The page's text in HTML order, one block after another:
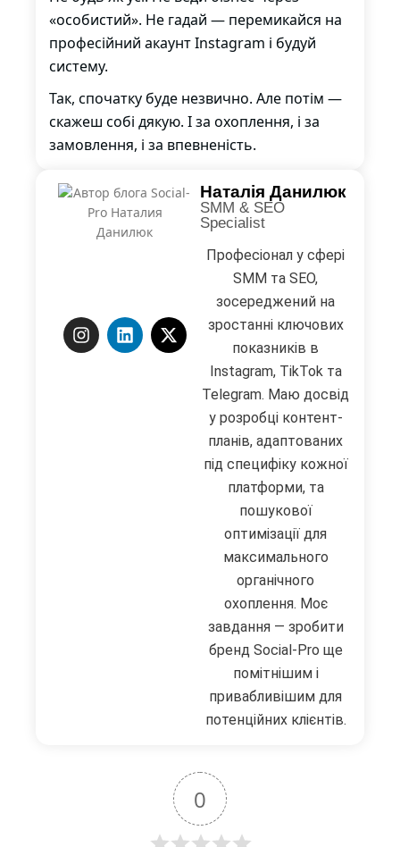
«особистий». Не гадай — перемикайся на
професійний акаунт Instagram і будуй
систему.
Так, спочатку буде незвично. Але потім —
скажеш собі дякую. І за охоплення, і за
замовлення, і за впевненість.
Наталія Данилюк
SMM & SEO
Specialist
Професіонал у сфері
SMM та SEO,
зосереджений на
зростанні ключових
показників в
Instagram, TikTok та
Telegram. Маю досвід
у розробці контент-
планів, адаптованих
під специфіку кожної
платформи, та
пошукової
оптимізації для
максимального
органічного
охоплення. Моє
завдання — зробити
бренд Social-Pro ще
помітнішим і
привабливішим для
потенційних клієнтів.
0